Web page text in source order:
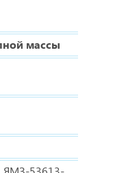
массы